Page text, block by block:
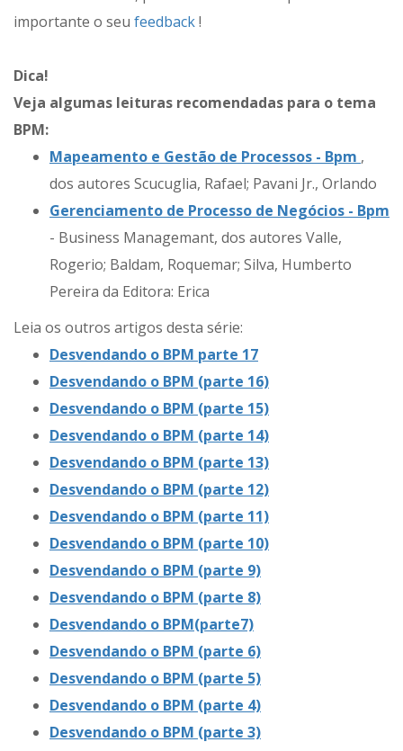
importante o seu feedback!
Dica!
Veja algumas leituras recomendadas para o tema
BPM:
Mapeamento e Gestão de Processos - Bpm ,
dos autores Scucuglia, Rafael; Pavani Jr., Orlando
Gerenciamento de Processo de Negócios - Bpm
- Business Managemant, dos autores Valle,
Rogerio; Baldam, Roquemar; Silva, Humberto
Pereira da Editora: Erica
Leia os outros artigos desta série:
Desvendando o BPM parte 17
Desvendando o BPM (parte 16)
Desvendando o BPM (parte 15)
Desvendando o BPM (parte 14)
Desvendando o BPM (parte 13)
Desvendando o BPM (parte 12)
Desvendando o BPM (parte 11)
Desvendando o BPM (parte 10)
Desvendando o BPM (parte 9)
Desvendando o BPM (parte 8)
Desvendando o BPM(parte7)
Desvendando o BPM (parte 6)
Desvendando o BPM (parte 5)
Desvendando o BPM (parte 4)
Desvendando o BPM (parte 3)